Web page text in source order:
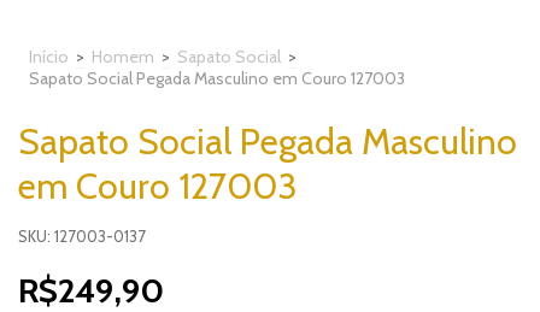
Início > Homem > Sapato Social >
Sapato Social Pegada Masculino em Couro 127003
Sapato Social Pegada Masculino
em Couro 127003
SKU: 127003-0137
R$249,90